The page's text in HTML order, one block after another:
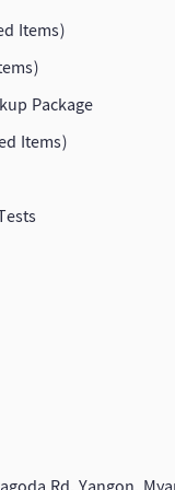
Items)
Package
Items)